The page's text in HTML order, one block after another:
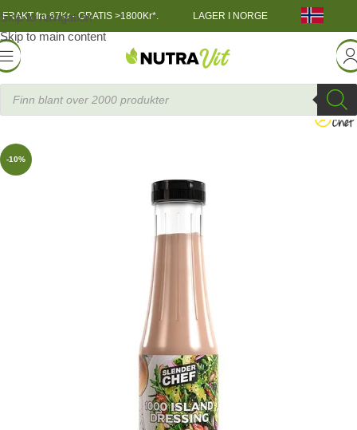
Skip to navigation
Skip to main content
FRAKT fra 67Kr - GRATIS >1800Kr*. LAGER I NORGE
Funksjonell Mat»Slender Chef Lavkalorisaus 350 ml
-10%